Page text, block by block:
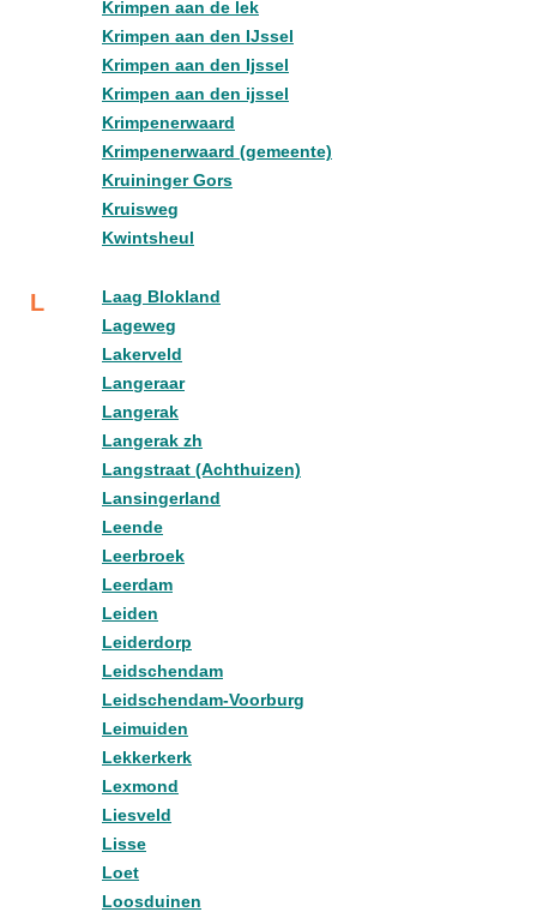
Krimpen aan de lek
Krimpen aan den IJssel
Krimpen aan den Ijssel
Krimpen aan den ijssel
Krimpenerwaard
Krimpenerwaard (gemeente)
Kruininger Gors
Kruisweg
Kwintsheul
L
Laag Blokland
Lageweg
Lakerveld
Langeraar
Langerak
Langerak zh
Langstraat (Achthuizen)
Lansingerland
Leende
Leerbroek
Leerdam
Leiden
Leiderdorp
Leidschendam
Leidschendam-Voorburg
Leimuiden
Lekkerkerk
Lexmond
Liesveld
Lisse
Loet
Loosduinen